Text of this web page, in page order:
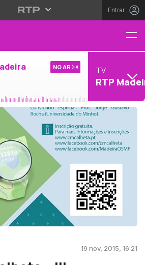
Entrar
NO AR TV
RTP
19 nov, 2015, 16:21